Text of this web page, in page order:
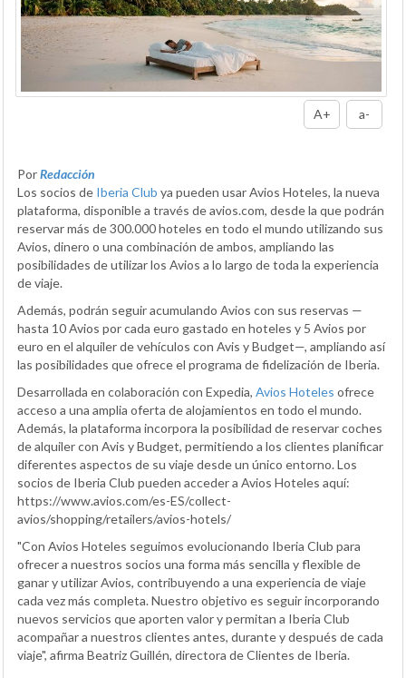
A+ a-
PorRedacción
Los socios de Iberia Club ya pueden usar Avios Hoteles, la nueva
plataforma, disponible a través de avios.com, desde la que podrán
reservar más de 300.000 hoteles en todo el mundo utilizando sus
Avios, dinero o una combinación de ambos, ampliando las
posibilidades de utilizar los Avios a lo largo de toda la experiencia
de viaje.
Además, podrán seguir acumulando Avios con sus reservas —
hasta 10 Avios por cada euro gastado en hoteles y 5 Avios por
euro en el alquiler de vehículos con Avis y Budget—, ampliando así
las posibilidades que ofrece el programa de fidelización de Iberia.
Desarrollada en colaboración con Expedia, Avios Hoteles ofrece
acceso a una amplia oferta de alojamientos en todo el mundo.
Además, la plataforma incorpora la posibilidad de reservar coches
de alquiler con Avis y Budget, permitiendo a los clientes planificar
diferentes aspectos de su viaje desde un único entorno. Los
socios de Iberia Club pueden acceder a Avios Hoteles aquí:
https://www.avios.com/es-ES/collect-
avios/shopping/retailers/avios-hotels/
"Con Avios Hoteles seguimos evolucionando Iberia Club para
ofrecer a nuestros socios una forma más sencilla y flexible de
ganar y utilizar Avios, contribuyendo a una experiencia de viaje
cada vez más completa. Nuestro objetivo es seguir incorporando
nuevos servicios que aporten valor y permitan a Iberia Club
acompañar a nuestros clientes antes, durante y después de cada
viaje", afirma Beatriz Guillén, directora de Clientes de Iberia.